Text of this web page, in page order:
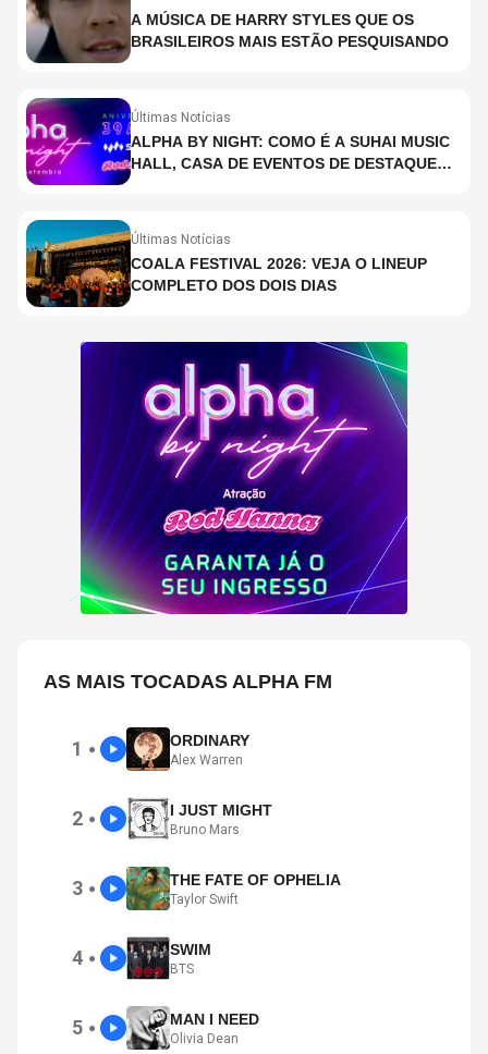
A MÚSICA DE HARRY STYLES QUE OS
BRASILEIROS MAIS ESTÃO PESQUISANDO
Últimas Notícias
ALPHA BY NIGHT: COMO É A SUHAI MUSIC
HALL, CASA DE EVENTOS DE DESTAQUE
Últimas Notícias
COALA FESTIVAL 2026: VEJA O LINEUP
COMPLETO DOS DOIS DIAS
AS MAIS TOCADAS ALPHA FM
1 ● ORDINARY
Alex Warren
2 ● I JUST MIGHT
Bruno Mars
3 ● THE FATE OF OPHELIA
Taylor Swift
4 ● SWIM
BTS
5 ● MAN I NEED
Olivia Dean